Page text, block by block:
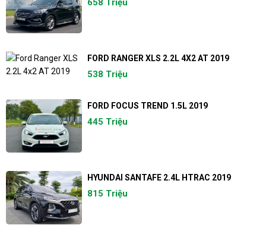
658 Triệu
FORD RANGER XLS 2.2L 4X2 AT 2019
538 Triệu
FORD FOCUS TREND 1.5L 2019
445 Triệu
HYUNDAI SANTAFE 2.4L HTRAC 2019
815 Triệu